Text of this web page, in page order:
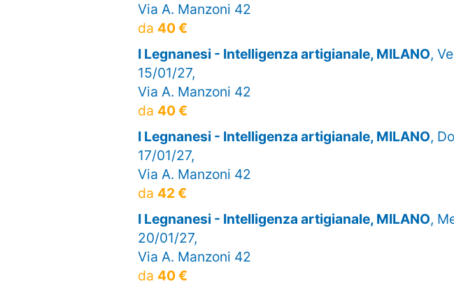
Via A. Manzoni 42
da 40 €
I Legnanesi - Intelligenza artigianale, MILANO,
15/01/27,
Via A. Manzoni 42
da 40 €
I Legnanesi - Intelligenza artigianale, MILANO,
17/01/27,
Via A. Manzoni 42
da 42 €
I Legnanesi - Intelligenza artigianale, MILANO,
20/01/27,
Via A. Manzoni 42
da 40 €